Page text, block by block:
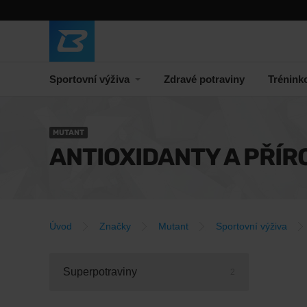
Sportovní výživa Zdravé potraviny
MUTANT
ANTIOXIDANTY A
Úvod Značky Mutant Sportovní výživa
Superpotraviny